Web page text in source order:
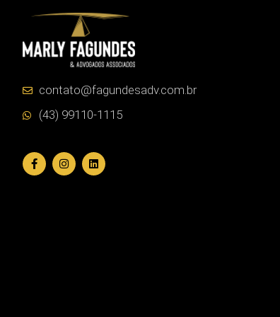
contato@fagundesadv.com.br
(43) 99110-1115